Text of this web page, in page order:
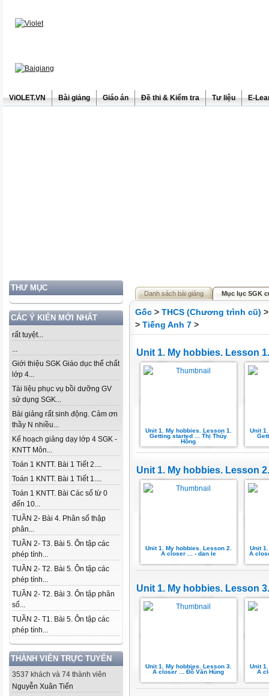
ViOLET.VN Bài giảng Giáo án Đề thi & Kiểm tra Tư liệu E-
THƯ MỤC
CÁC Ý KIẾN MỚI NHẤT
rất tuyệt...
...
Giới thiệu SGK Giáo dục thể chất
lớp 4...
Tài liệu phục vụ bồi dưỡng GV
sử dụng SGK...
Bài giảng rất sinh động. Cảm ơn
thầy N nhiều...
Kế hoạch giảng dạy lớp 4 SGK -
KNTT Môn...
Toán 1 KNTT. Bài 1 Tiết 2....
Toán 1 KNTT. Bài 1 Tiết 1....
Toán 1 KNTT. Bài Các số từ 0
đến 10...
TUẦN 2- Bài 4. Phân số thập
phân...
TUẦN 2- T3. Bài 5. Ôn tập các
phép tính...
TUẦN 2- T2. Bài 5. Ôn tập các
phép tính...
TUẦN 2- T2. Bài 3. Ôn tập phân
số...
TUẦN 2- T1. Bài 5. Ôn tập các
phép tính...
THÀNH VIÊN TRỰC TUYẾN
3537 khách và 74 thành viên
Nguyễn Xuân Tiến
Danh sách bài giảng Mục lục SGK
Gốc > THCS (Chương trình cũ)
> Tiếng Anh 7 >
Unit 1. My hobbies. Lesson
Unit 1. My hobbies. Lesson 1.
Getting started ... Thị Thúy
Hồng
Unit
Unit 1. My hobbies. Lesson
Unit 1. My hobbies. Lesson 2.
A closer ... - dan le
Unit
A
Unit 1. My hobbies. Lesson
Unit 1. My hobbies. Lesson 3.
A closer ... Đỗ Văn Hùng
Unit
A